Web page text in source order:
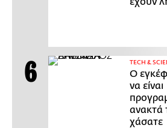
ΤECH &
Ο
να είναι
ανακτά
χάσατε